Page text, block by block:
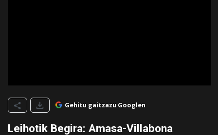
Gehitu gaitzazu Googlen
Leihotik Begira: Amasa-Villabona